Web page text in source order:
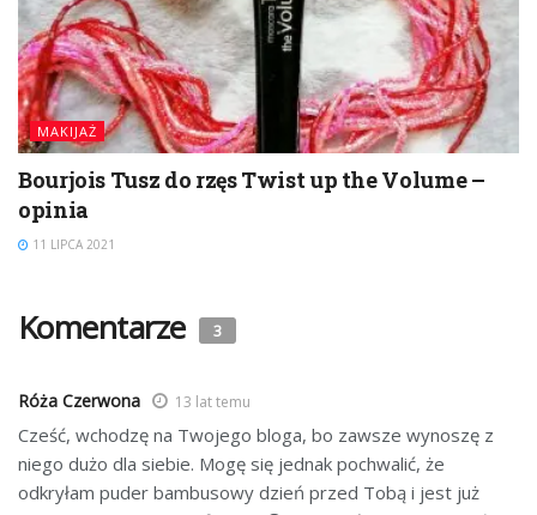
MAKIJAŻ
Bourjois Tusz do rzęs Twist up the Volume –
opinia
11 LIPCA 2021
Komentarze 3
Róża Czerwona 13 lat temu
Cześć, wchodzę na Twojego bloga, bo zawsze wynoszę z
niego dużo dla siebie. Mogę się jednak pochwalić, że
odkryłam puder bambusowy dzień przed Tobą i jest już